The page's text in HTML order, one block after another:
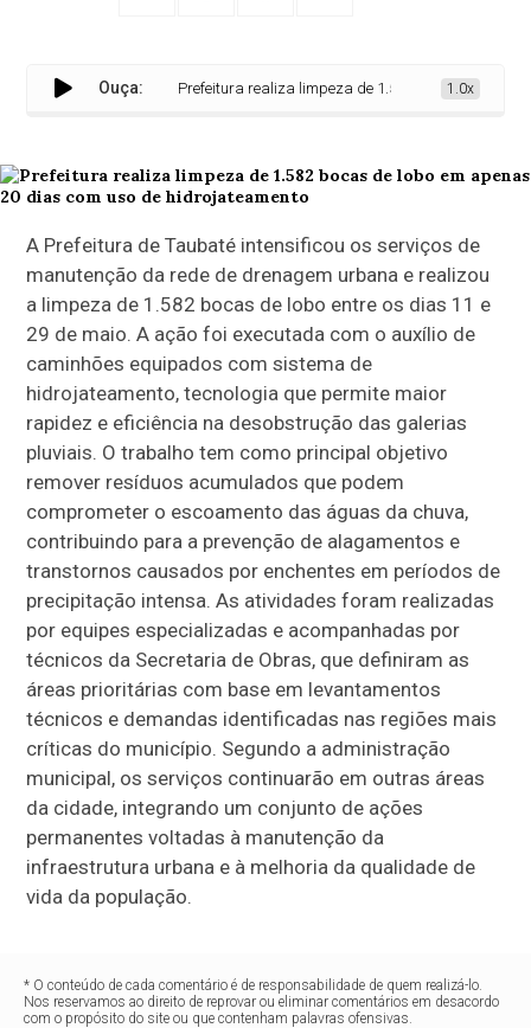
Ouça: Prefeitura realiza limpeza de 1.582 bocas de lobo em
1.0x
A Prefeitura de Taubaté intensificou os serviços de
manutenção da rede de drenagem urbana e realizou
a limpeza de 1.582 bocas de lobo entre os dias 11 e
29 de maio. A ação foi executada com o auxílio de
caminhões equipados com sistema de
hidrojateamento, tecnologia que permite maior
rapidez e eficiência na desobstrução das galerias
pluviais. O trabalho tem como principal objetivo
remover resíduos acumulados que podem
comprometer o escoamento das águas da chuva,
contribuindo para a prevenção de alagamentos e
transtornos causados por enchentes em períodos de
precipitação intensa. As atividades foram realizadas
por equipes especializadas e acompanhadas por
técnicos da Secretaria de Obras, que definiram as
áreas prioritárias com base em levantamentos
técnicos e demandas identificadas nas regiões mais
críticas do município. Segundo a administração
municipal, os serviços continuarão em outras áreas
da cidade, integrando um conjunto de ações
permanentes voltadas à manutenção da
infraestrutura urbana e à melhoria da qualidade de
vida da população.
* O conteúdo de cada comentário é de responsabilidade de quem realizá-lo.
Nos reservamos ao direito de reprovar ou eliminar comentários em desacordo
com o propósito do site ou que contenham palavras ofensivas.